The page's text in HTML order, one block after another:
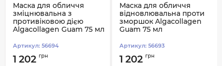
Маска для обличчя
зміцнювальна з
противіковою дією
Algacollagen Guam 75 мл
Артикул: 56694
1 202 грн
Маска для обличчя
відновлювальна проти
зморшок Algacollagen
Guam 75 мл
Артикул: 56693
1 202 грн